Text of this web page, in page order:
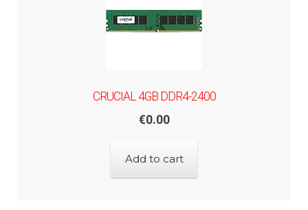
CRUCIAL 4GB DDR4-2400
€0.00
Add to cart